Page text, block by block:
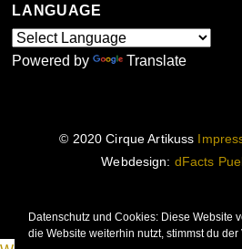
LANGUAGE
Powered by Translate
© 2020 Cirque Artikuss
Webdesign: dFacts
Datenschutz und Cookies: Diese Website
die Website weiterhin nutzt, stimmst du